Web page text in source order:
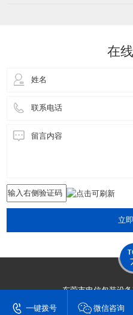
在
立
东莞市申信包装设
一键拨号 微信咨询